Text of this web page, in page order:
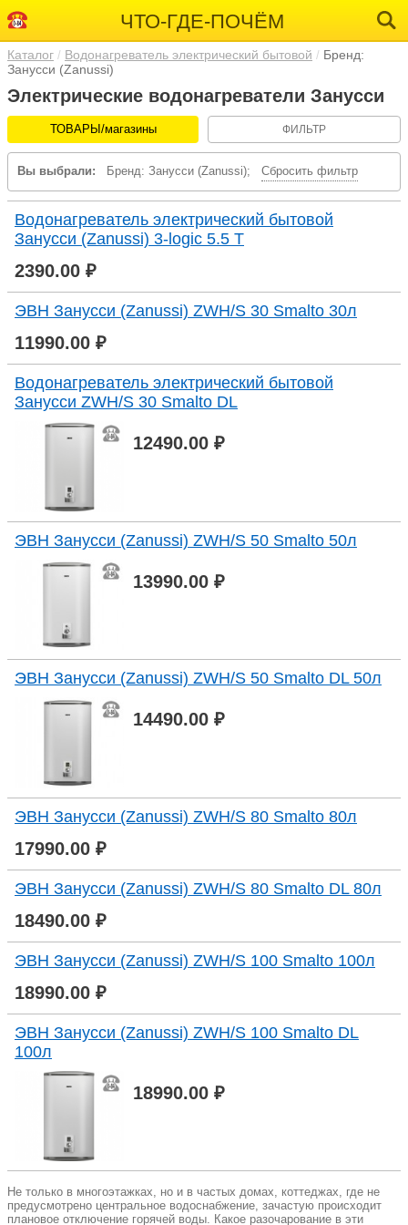
ЧТО-ГДЕ-ПОЧЁМ
Каталог Водонагреватель электрический бытовой
Бренд:
Занусси (Zanussi)
Электрические водонагреватели Занусси
ТОВАРЫ/магазины ФИЛЬТР
Вы выбрали: Бренд: Занусси (Zanussi); Сбросить фильтр
Водонагреватель электрический бытовой
Занусси (Zanussi) 3-logic 5.5 T
2390.00 ₽
ЭВН Занусси (Zanussi) ZWH/S 30 Smalto 30л
11990.00 ₽
Водонагреватель электрический бытовой
Занусси ZWH/S 30 Smalto DL
12490.00 ₽
ЭВН Занусси (Zanussi) ZWH/S 50 Smalto 50л
13990.00 ₽
ЭВН Занусси (Zanussi) ZWH/S 50 Smalto DL 50л
14490.00 ₽
ЭВН Занусси (Zanussi) ZWH/S 80 Smalto 80л
17990.00 ₽
ЭВН Занусси (Zanussi) ZWH/S 80 Smalto DL 80л
18490.00 ₽
ЭВН Занусси (Zanussi) ZWH/S 100 Smalto 100л
18990.00 ₽
ЭВН Занусси (Zanussi) ZWH/S 100 Smalto DL
100л
18990.00 ₽
Не только в многоэтажках, но и в частых домах, коттеджах, где не
предусмотрено центральное водоснабжение, зачастую происходит
плановое отключение горячей воды. Какое разочарование в эти